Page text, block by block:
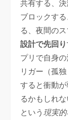
共有する、
ブロックす
る、夜間の
設計で先回り
プリで自身
リガー（孤
すると衝動
るかもしれ
という現実